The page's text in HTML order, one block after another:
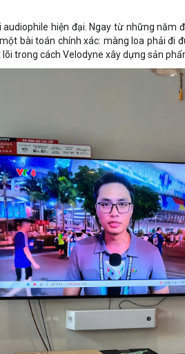
hiện đại. Ngay từ những
bài toán chính xác: màng loa phải đi
trong cách Velodyne xây dựng sản